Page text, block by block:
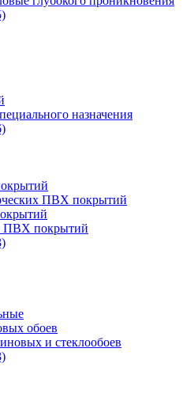
назначения
ПВХ покрытий
ПВХ покрытий
обоев
и стеклообоев